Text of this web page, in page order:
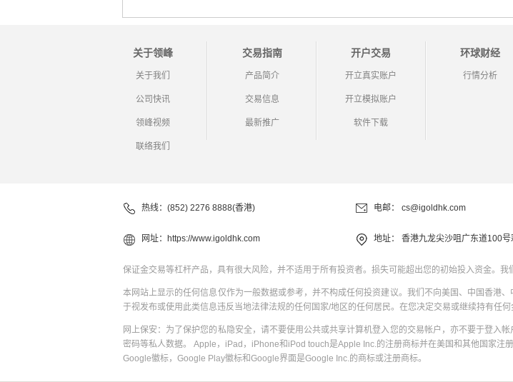
关于领峰
关于我们
公司快讯
领峰视频
联络我们
交易指南
产品简介
交易信息
最新推广
开户交易
开立真实账户
开立模拟账户
软件下载
环球财经
行情分析
热线：(852) 2276 8888(香港) 电邮： cs@igoldhk.com
网址： https://www.igoldhk.com 地址： 香港九龙尖沙咀广东道100
保证金交易等杠杆产品，具有很大风险，并不适用于所有投资者。损失可能超出您的初始投入资金。
本网站上显示的任何信息仅作为一般数据或参考，并不构成任何投资建议。我们不向美国、中国香港
于视发布或使用此类信息违反当地法律法规的任何国家/地区的任何居民。在您决定交易或继续持有任
网上保安：为了保护您的私隐安全，请不要使用公共或共享计算机登入您的交易帐户，亦不要于登入
密码等私人数据。 Apple，iPad，iPhone和iPod touch是Apple Inc.的注册商标并在美国和其他国家注
Google徽标，Google Play徽标和Google界面是Google Inc.的商标或注册商标。